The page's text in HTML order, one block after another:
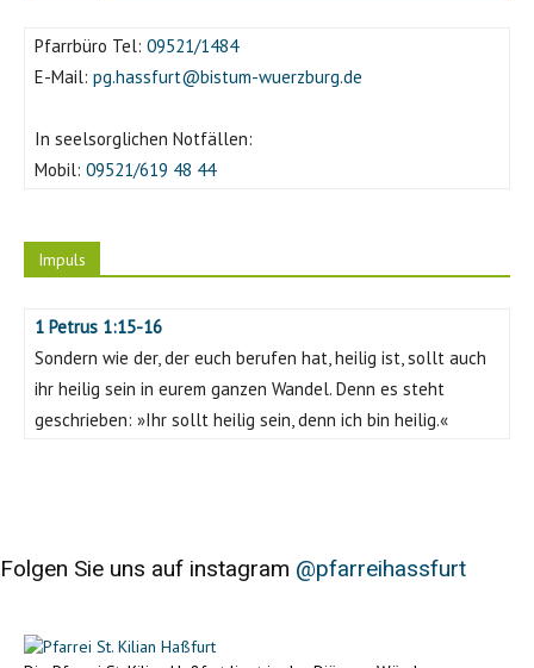
Pfarrbüro Tel: 09521/1484
E-Mail: pg.hassfurt@bistum-wuerzburg.de
In seelsorglichen Notfällen:
Mobil: 09521/619 48 44
Impuls
1 Petrus 1:15-16
Sondern wie der, der euch berufen hat, heilig ist, sollt auch
ihr heilig sein in eurem ganzen Wandel. Denn es steht
geschrieben: »Ihr sollt heilig sein, denn ich bin heilig.«
Folgen Sie uns auf instagram @pfarreihassfurt